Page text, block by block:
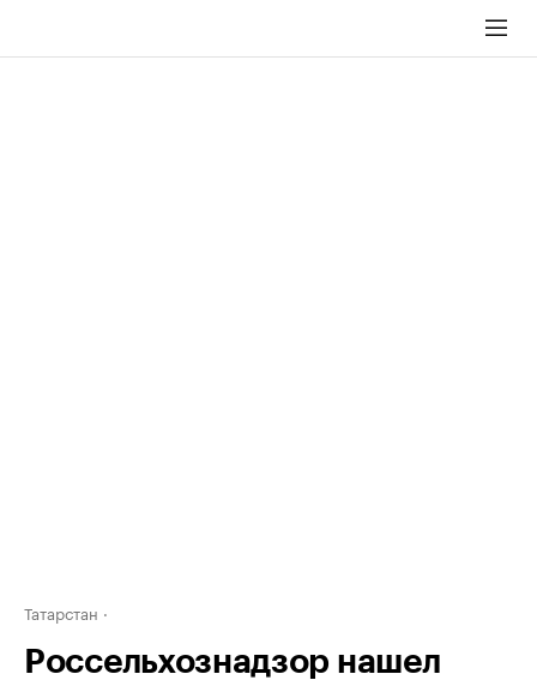
Татарстан
Россельхознадзор нашел